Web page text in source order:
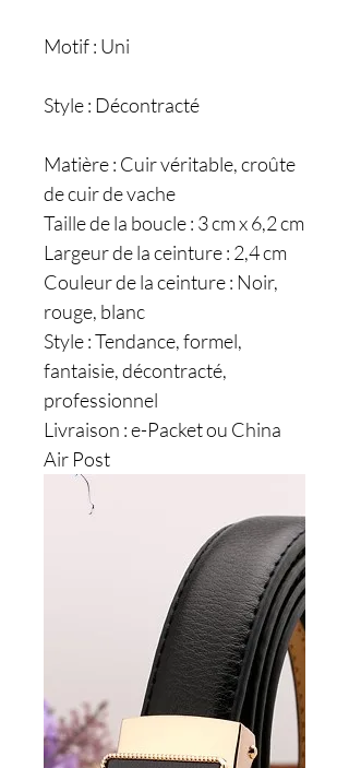
Motif : Uni
Style : Décontracté
Matière : Cuir véritable, croûte
de cuir de vache
Taille de la boucle : 3 cm x 6,2 cm
Largeur de la ceinture : 2,4 cm
Couleur de la ceinture : Noir,
rouge, blanc
Style : Tendance, formel,
fantaisie, décontracté,
professionnel
Livraison : e-Packet ou China
Air Post